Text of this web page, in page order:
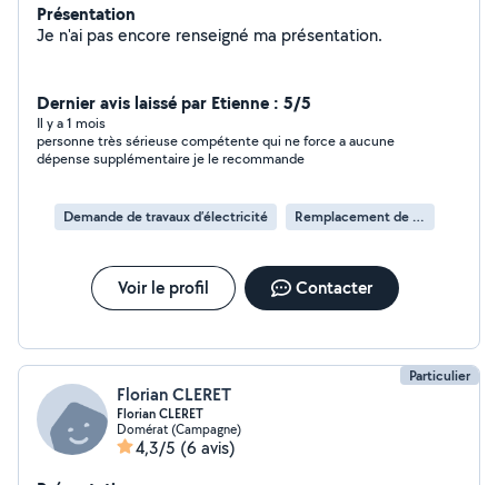
Présentation
Je n'ai pas encore renseigné ma présentation.
Dernier avis laissé par Etienne : 5/5
Il y a 1 mois
personne très sérieuse compétente qui ne force a aucune
dépense supplémentaire je le recommande
Demande de travaux d’électricité Remplacement de câble électrique
Voir le profil Contacter
Particulier
Florian CLERET
Florian CLERET
Domérat (Campagne)
4,3/5 (6 avis)